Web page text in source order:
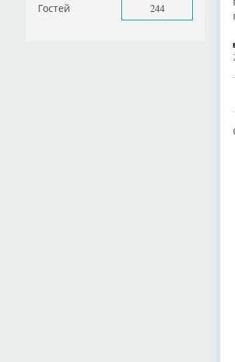
Гостей 244